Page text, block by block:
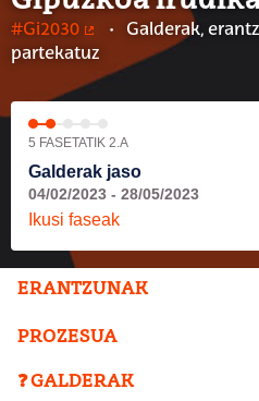
#Gi2030
(Kanpoko lotura)
Galderak,
partekatuz
5 FASETATIK 2.A
Galderak jaso
04/02/2023 - 28/05/2023
Ikusi faseak
ERANTZUNAK
PROZESUA
❓ GALDERAK